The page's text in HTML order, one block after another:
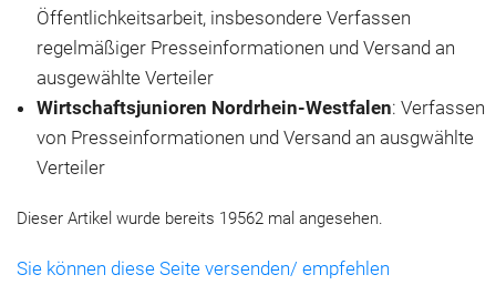
Öffentlichkeitsarbeit, insbesondere Verfassen
regelmäßiger Presseinformationen und Versand an
ausgewählte Verteiler
Wirtschaftsjunioren Nordrhein-Westfalen: Verfassen
von Presseinformationen und Versand an ausgwählte
Verteiler
Dieser Artikel wurde bereits 19562 mal angesehen.
Sie können diese Seite versenden/ empfehlen